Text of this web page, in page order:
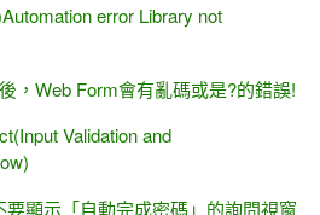
error Library not
，Web Form會有亂碼或是?的錯誤!
Validation and
要顯示「自動完成密碼」的詢問視窗